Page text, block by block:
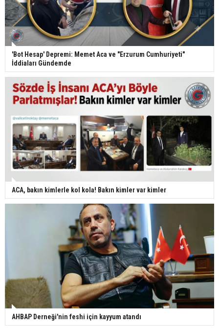
'Bot Hesap' Depremi: Memet Aca ve "Erzurum Cumhuriyeti"
İddiaları Gündemde
ACA, bakın kimlerle kol kola! Bakın kimler var kimler
AHBAP Derneği'nin feshi için kayyum atandı